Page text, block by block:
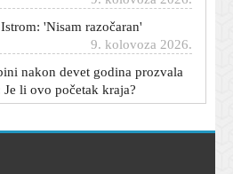
'Nisam razočaran'
9. kolovoza 2026.
nakon devet godina prozvala
li ovo početak kraja?
9. kolovoza 2026.